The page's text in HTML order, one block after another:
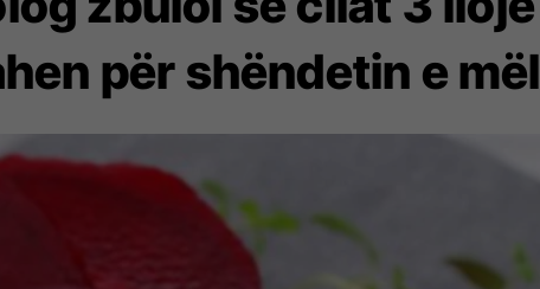
për shëndetin e